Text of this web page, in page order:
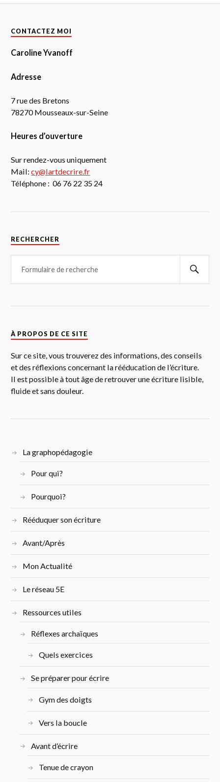
CONTACTEZ MOI
Caroline Yvanoff
Adresse
7 rue des Bretons
78270 Mousseaux-sur-Seine
Heures d’ouverture
Sur rendez-vous uniquement
Mail:cy@lartdecrire.fr
Téléphone : 06 76 22 35 24
RECHERCHER
À PROPOS DE CE SITE
Sur ce site, vous trouverez des informations, des conseils
et des réflexions concernant la rééducation de l’écriture.
Il est possible à tout âge de retrouver une écriture lisible,
fluide et sans douleur.
La graphopédagogie
Pour qui?
Pourquoi?
Rééduquer son écriture
Avant/Après
Mon Actualité
Le réseau 5E
Ressources utiles
Réflexes archaïques
Quels exercices
Se préparer pour écrire
Gym des doigts
Vers la boucle
Avant d’écrire
Tenue de crayon